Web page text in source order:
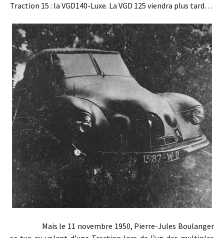
Traction 15 : la VGD140-Luxe. La VGD 125 viendra plus tard…
Mais le 11 novembre 1950, Pierre-Jules Boulanger